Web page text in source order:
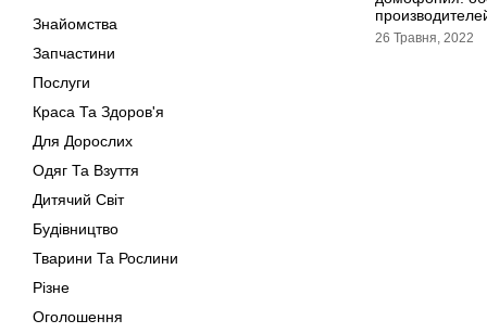
Знайомства
Запчастини
Послуги
Краса Та Здоров'я
Для Дорослих
Одяг Та Взуття
Дитячий Світ
Будівництво
Тварини Та Рослини
Різне
Оголошення
26 Травня, 2022